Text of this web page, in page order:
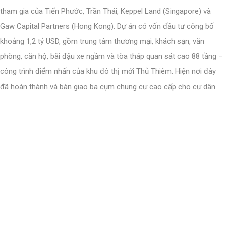
tham gia của Tiến Phước, Trần Thái, Keppel Land (Singapore) và
Gaw Capital Partners (Hong Kong). Dự án có vốn đầu tư công bố
khoảng 1,2 tỷ USD, gồm trung tâm thương mại, khách sạn, văn
phòng, căn hộ, bãi đậu xe ngầm và tòa tháp quan sát cao 88 tầng –
công trình điểm nhấn của khu đô thị mới Thủ Thiêm. Hiện nơi đây
đã hoàn thành và bàn giao ba cụm chung cư cao cấp cho cư dân.